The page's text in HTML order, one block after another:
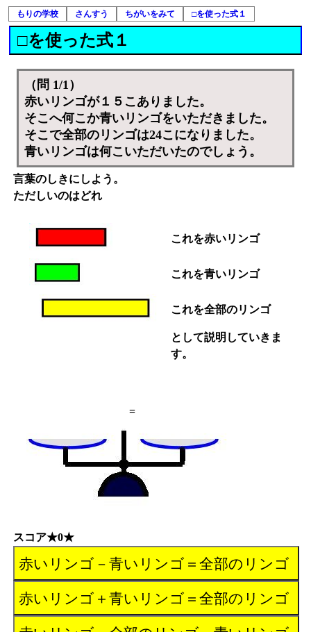
もりの学校 さんすう ちがいをみて □を使った式１
□を使った式１
（問 1/1）
赤いリンゴが１５こありました。
そこへ何こか青いリンゴをいただきました。
そこで全部のリンゴは24こになりました。
青いリンゴは何こいただいたのでしょう。
言葉のしきにしよう。
ただしいのはどれ
これを赤いリンゴ
これを青いリンゴ
これを全部のリンゴ
として説明していきま
す。
=
スコア★0★